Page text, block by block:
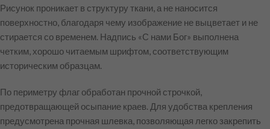
Рисунок проникает в структуру ткани, а не наносится
поверхностно, благодаря чему изображение не выцветает и не
стирается со временем. Надпись «С нами Бог» выполнена
четким, хорошо читаемым шрифтом, соответствующим
историческим образцам.
По периметру флаг обработан прочной строчкой,
предотвращающей осыпание краев. Для удобства крепления
предусмотрена прочная шлевка, позволяющая легко закрепить